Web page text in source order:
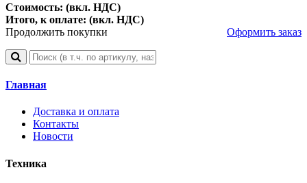
Стоимость: (вкл. НДС)
Итого, к оплате: (вкл. НДС)
Продолжить покупки
Оформить заказ
Главная
Доставка и оплата
Контакты
Новости
Техника